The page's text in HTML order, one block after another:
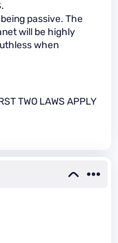
passive. The
will be highly
when
TWO LAWS APPLY